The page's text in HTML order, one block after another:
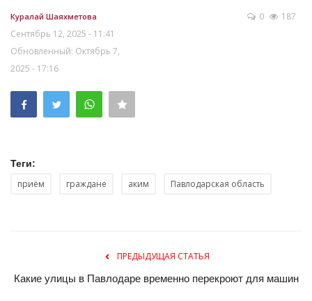
Куралай Шаяхметова
Сентябрь 12, 2025 - 11:41
Обновленный: Октябрь 7,
2025 - 17:16
0 187
Теги:
приём граждане аким Павлодарская область
ПРЕДЫДУЩАЯ СТАТЬЯ
Какие улицы в Павлодаре временно перекроют для машин